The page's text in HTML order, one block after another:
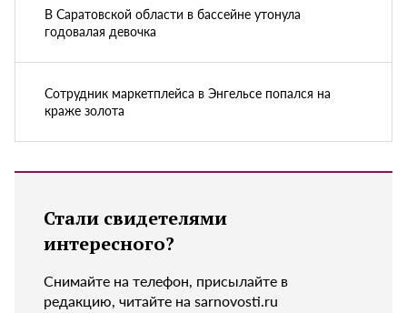
В Саратовской области в бассейне утонула
годовалая девочка
Сотрудник маркетплейса в Энгельсе попался на
краже золота
Стали свидетелями
интересного?
Снимайте на телефон, присылайте в
редакцию, читайте на sarnovosti.ru